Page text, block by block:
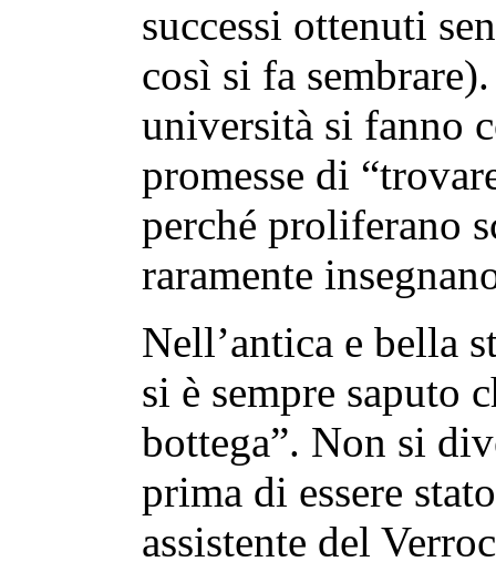
successi ottenuti
così si fa
università si fanno
promesse di
perché proliferano
raramente
Nell’antica e bella
si è sempre saputo
bottega”. Non si
prima di essere
assistente del